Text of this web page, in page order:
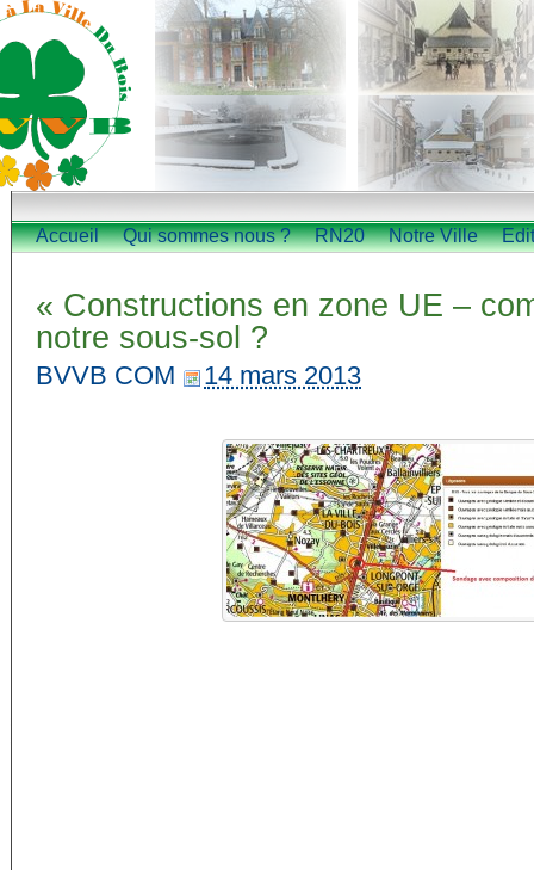
Accueil Qui sommes nous ? RN20 Notre Ville
« Constructions en zone UE –
notre sous-sol ?
BVVB COM 14 mars 2013